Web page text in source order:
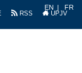
RSS UPJV
EN FR